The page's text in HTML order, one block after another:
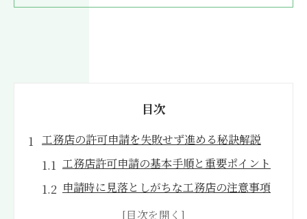
目次
工務店の許可申請を失敗せず進める秘訣解説
工務店許可申請の基本手順と重要ポイント
申請時に見落としがちな工務店の注意事項
工務店が知るべき建築確認申請の流れ